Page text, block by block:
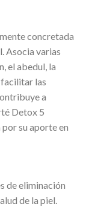
concretada
Asocia varias
el abedul, la
facilitar las
a
Detox 5
su aporte en
de eliminación
de la piel.